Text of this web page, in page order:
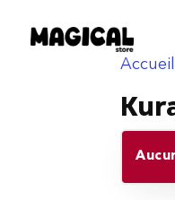
Accueil